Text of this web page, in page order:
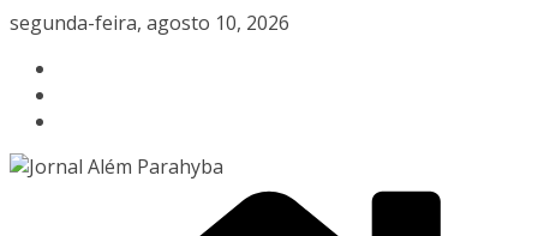
Pular
conteúdo
segunda-feira, agosto 10, 2026